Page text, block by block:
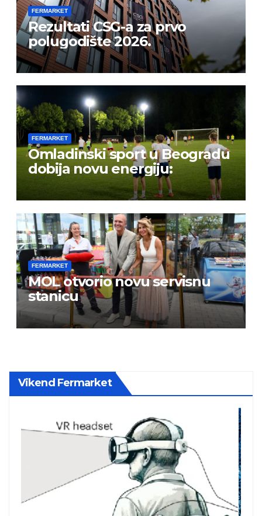
FERMARKET
Rezultati CSG-a za prvo
polugodište 2026.
FERMARKET
Omladinski sport u Beogradu
dobija novu energiju:
FERMARKET
MOL otvorio novu servisnu
stanicu
Vikend Fermarket